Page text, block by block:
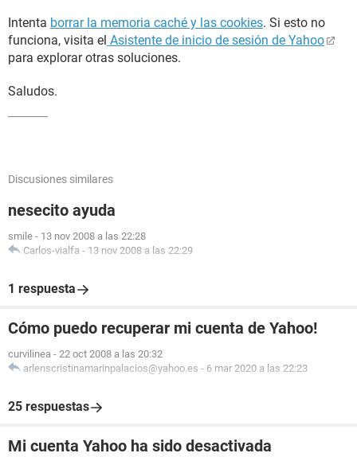
Intenta borrar la memoria caché y las cookies. Si esto no
funciona, visita el Asistente de inicio de sesión de Yahoo
para explorar otras soluciones.
Saludos.
Discusiones similares
nesecito ayuda
smile - 13 nov 2008 a las 22:28
Carlos-vialfa - 13 nov 2008 a las 22:29
1 respuesta
Cómo puedo recuperar mi cuenta de Yahoo!
curvilinea - 22 oct 2008 a las 20:32
arlenscristinamarinpalacios@yahoo.es - 6 mar 2020 a las 22:23
25 respuestas
Mi cuenta Yahoo ha sido desactivada